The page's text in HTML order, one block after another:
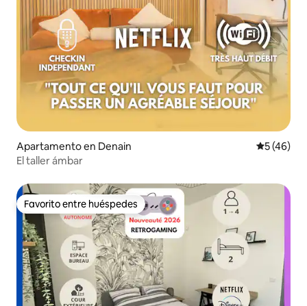
Apartamento en Denain
5 (46)
El taller ámbar
Favorito entre huéspedes
Favorito entre huéspedes